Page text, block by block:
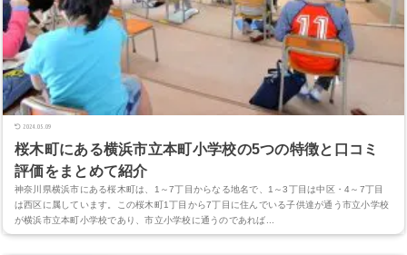
桜木町にある横浜市立本町小学校の5つの特徴と口コミ
評価をまとめて紹介
2024.05.09
神奈川県横浜市にある桜木町は、1～7丁目からなる地名で、1～3丁目は中区・4～7丁目
は西区に属しています。この桜木町1丁目から7丁目に住んでいる子供達が通う市立小学校
が横浜市立本町小学校であり、市立小学校に通うのであれば...